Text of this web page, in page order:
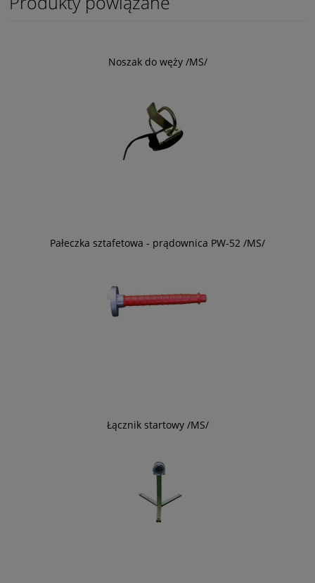
Noszak do węży /MS/
Pałeczka sztafetowa - prądownica PW-52 /MS/
Łącznik startowy /MS/